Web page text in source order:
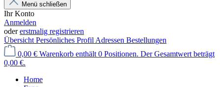
Menü schließen
Ihr Konto
Anmelden
odererstmalig registrieren
Übersicht Persönliches Profil Adressen Bestellungen
0,00 € Warenkorb enthält 0 Positionen. Der Gesamtwert beträgt
0,00 €.
Home